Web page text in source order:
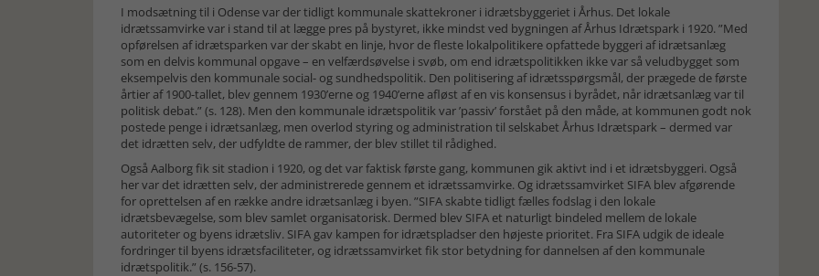
I modsætning til i Odense var der tidligt kommunale skattekroner i idrætsbyggeriet i Århus. Det lokale
idrætssamvirke var i stand til at lægge pres på bystyret, ikke mindst ved bygningen af Århus Idrætspark i 1920. ”Med
opførelsen af idrætsparken var der skabt en linje, hvor de fleste lokalpolitikere opfattede byggeri af idrætsanlæg
som en delvis kommunal opgave – en velfærdsøvelse i svøb, om end idrætspolitikken ikke var så veludbygget som
eksempelvis den kommunale social- og sundhedspolitik. Den politisering af idrætsspørgsmål, der prægede de første
årtier af 1900-tallet, blev gennem 1930’erne og 1940’erne afløst af en vis konsensus i byrådet, når idrætsanlæg var til
politisk debat.” (s. 128). Men den kommunale idrætspolitik var ’passiv’ forstået på den måde, at kommunen godt nok
postede penge i idrætsanlæg, men overlod styring og administration til selskabet Århus Idrætspark – dermed var
det idrætten selv, der udfyldte de rammer, der blev stillet til rådighed.
Også Aalborg fik sit stadion i 1920, og det var faktisk første gang, kommunen gik aktivt ind i et idrætsbyggeri. Også
her var det idrætten selv, der administrerede gennem et idrætssamvirke. Og idrætssamvirket SIFA blev afgørende
for oprettelsen af en række andre idrætsanlæg i byen. ”SIFA skabte tidligt fælles fodslag i den lokale
idrætsbevægelse, som blev samlet organisatorisk. Dermed blev SIFA et naturligt bindeled mellem de lokale
autoriteter og byens idrætsliv. SIFA gav kampen for idrætspladser den højeste prioritet. Fra SIFA udgik de ideale
fordringer til byens idrætsfaciliteter, og idrætssamvirket fik stor betydning for dannelsen af den kommunale
idrætspolitik.” (s. 156-57).